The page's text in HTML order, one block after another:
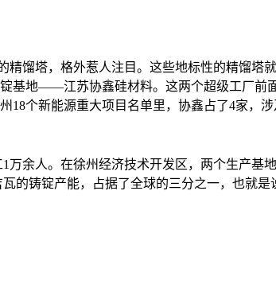
馏塔，格外惹人注目。这些地标性的精馏塔
地——江苏协鑫硅材料。这两个超级工厂前
个新能源重大项目名单里，协鑫占了4家，
余人。在徐州经济技术开发区，两个生产基
的铸锭产能，占据了全球的三分之一，也就